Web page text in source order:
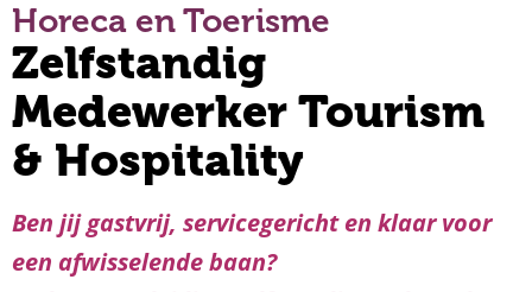
Horeca en Toerisme
Zelfstandig
Medewerker Tourism
& Hospitality
Ben jij gastvrij, servicegericht en klaar voor
een afwisselende baan?